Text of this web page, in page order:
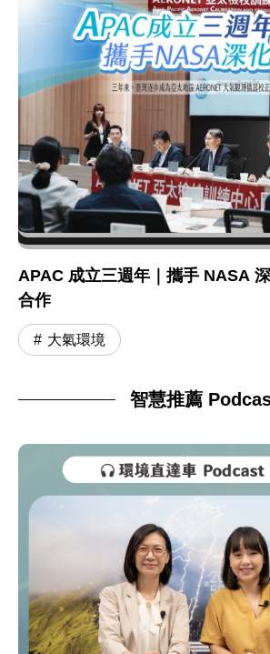
APAC 成立三週年｜攜手 NASA
合作
大氣環境
智慧推薦